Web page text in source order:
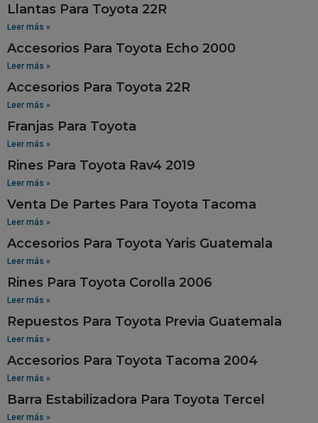
Llantas Para Toyota 22R
Leer más »
Accesorios Para Toyota Echo 2000
Leer más »
Accesorios Para Toyota 22R
Leer más »
Franjas Para Toyota
Leer más »
Rines Para Toyota Rav4 2019
Leer más »
Venta De Partes Para Toyota Tacoma
Leer más »
Accesorios Para Toyota Yaris Guatemala
Leer más »
Rines Para Toyota Corolla 2006
Leer más »
Repuestos Para Toyota Previa Guatemala
Leer más »
Accesorios Para Toyota Tacoma 2004
Leer más »
Barra Estabilizadora Para Toyota Tercel
Leer más »